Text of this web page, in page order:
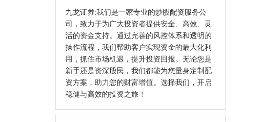
九龙证券:我们是一家专业的炒股配资服务公
司，致力于为广大投资者提供安全、高效、灵
活的资金支持。通过完善的风控体系和透明的
操作流程，我们帮助客户实现资金的最大化利
用，抓住市场机遇，提升投资回报。无论您是
新手还是资深股民，我们都能为您量身定制配
资方案，助力您的财富增值。选择我们，开启
稳健与高效的投资之旅！